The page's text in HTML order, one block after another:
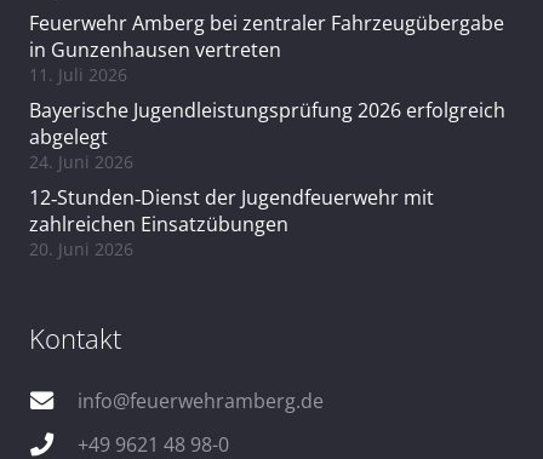
Feuerwehr Amberg bei zentraler Fahrzeugübergabe
in Gunzenhausen vertreten
11. Juli 2026
Bayerische Jugendleistungsprüfung 2026 erfolgreich
abgelegt
24. Juni 2026
12‑Stunden‑Dienst der Jugendfeuerwehr mit
zahlreichen Einsatzübungen
20. Juni 2026
Kontakt
info@feuerwehramberg.de
+49 9621 48 98-0